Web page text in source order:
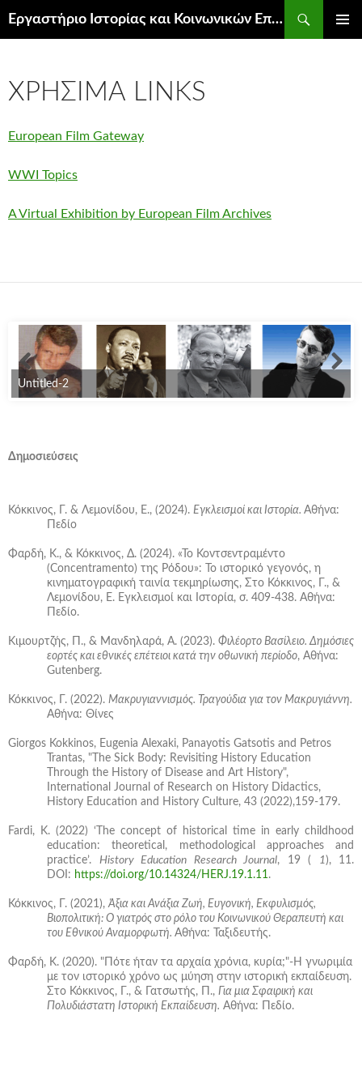
Εργαστήριο Ιστορίας και Κοινωνικών Επιστημών
ΧΡΉΣΙΜΑ LINKS
European Film Gateway
WWI Topics
A Virtual Exhibition by European Film Archives
Untitled-2
Δημοσιεύσεις
Κόκκινος, Γ. & Λεμονίδου, Ε., (2024). Εγκλεισμοί και Ιστορία. Αθήνα:
Πεδίο
Φαρδή, Κ., & Κόκκινος, Δ. (2024). «Το Κοντσεντραμέντο
(Concentramento) της Ρόδου»: Το ιστορικό γεγονός, η
κινηματογραφική ταινία τεκμηρίωσης, Στο Κόκκινος, Γ., &
Λεμονίδου, Ε. Εγκλεισμοί και Ιστορία, σ. 409-438. Αθήνα:
Πεδίο.
Κιμουρτζής, Π., & Μανδηλαρά, Α. (2023). Φιλέορτο Βασίλειο. Δημόσιες
εορτές και εθνικές επέτειοι κατά την οθωνική περίοδο, Αθήνα:
Gutenberg.
Κόκκινος, Γ. (2022). Μακρυγιαννισμός. Τραγούδια για τον Μακρυγιάννη.
Αθήνα: Θίνες
Giorgos Kokkinos, Eugenia Alexaki, Panayotis Gatsotis and Petros
Trantas, "The Sick Body: Revisiting History Education
Through the History of Disease and Art History",
International Journal of Research on History Didactics,
History Education and History Culture, 43 (2022),159-179.
Fardi, K. (2022) ‘The concept of historical time in early childhood
education: theoretical, methodological approaches and
practice’. History Education Research Journal, 19 ( 1), 11.
DOI: https://doi.org/10.14324/HERJ.19.1.11.
Κόκκινος, Γ. (2021),Άξια και Ανάξια Ζωή, Ευγονική, Εκφυλισμός,
Βιοπολιτική: Ο γιατρός στο ρόλο του Κοινωνικού Θεραπευτή και
του Εθνικού Αναμορφωτή. Αθήνα: Ταξιδευτής.
Φαρδή, Κ. (2020). "Πότε ήταν τα αρχαία χρόνια, κυρία;"-Η γνωριμία
με τον ιστορικό χρόνο ως μύηση στην ιστορική εκπαίδευση.
Στο Κόκκινος, Γ., & Γατσωτής, Π., Για μια Σφαιρική και
Πολυδιάστατη Ιστορική Εκπαίδευση. Αθήνα: Πεδίο.